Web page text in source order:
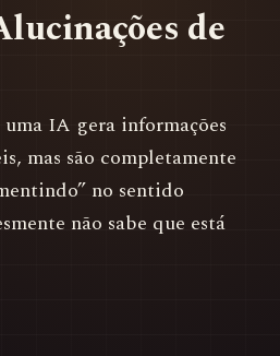
de
IA gera informações
mas são completamente
no sentido
não sabe que está